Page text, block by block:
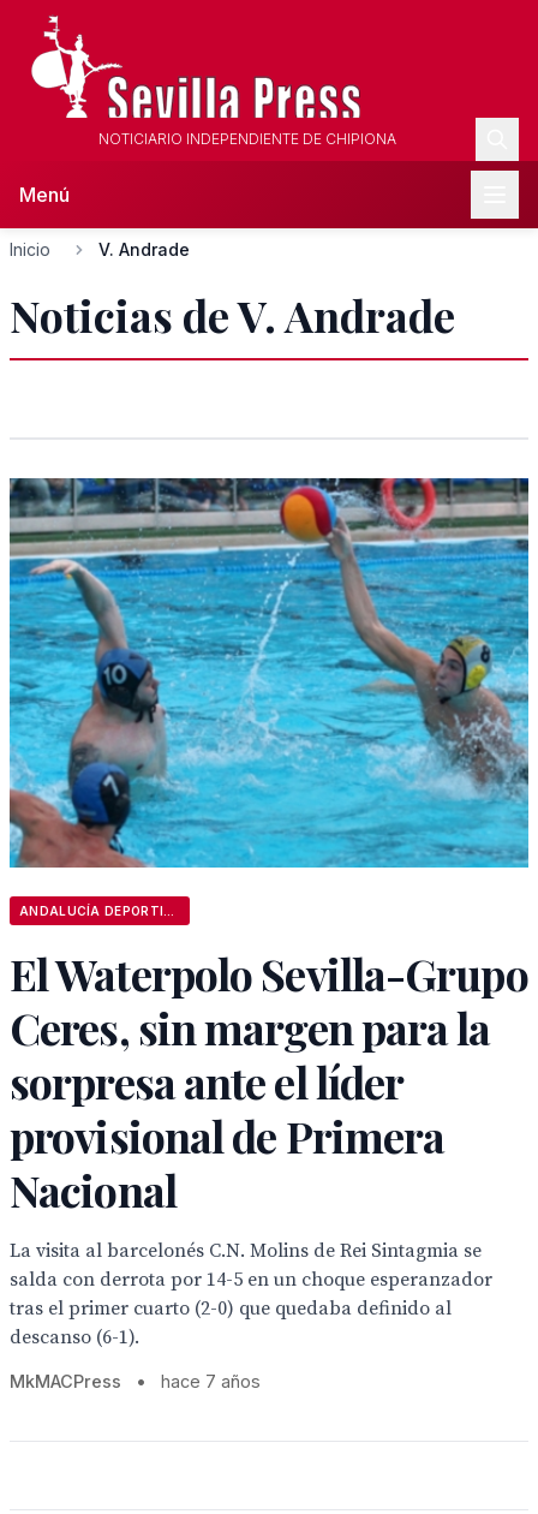
NOTICIARIO INDEPENDIENTE DE CHIPIONA
Menú
Inicio V. Andrade
Noticias de V. Andrade
El Waterpolo Sevilla-Grupo
Ceres, sin margen para la
sorpresa ante el líder
provisional de Primera
Nacional
La visita al barcelonés C.N. Molins de Rei Sintagmia se
salda con derrota por 14-5 en un choque esperanzador
tras el primer cuarto (2-0) que quedaba definido al
descanso (6-1).
MkMACPress • hace 7 años